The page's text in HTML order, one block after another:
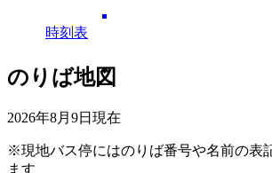
時刻表
のりば地図
2026年8月9日 現在
※現地バス停にはのりば番号や名前の表
ます